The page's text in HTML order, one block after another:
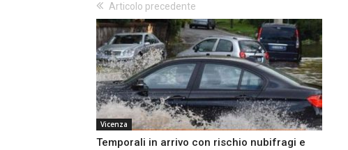
Articolo precedente
Vicenza
Temporali in arrivo con rischio nubifragi e